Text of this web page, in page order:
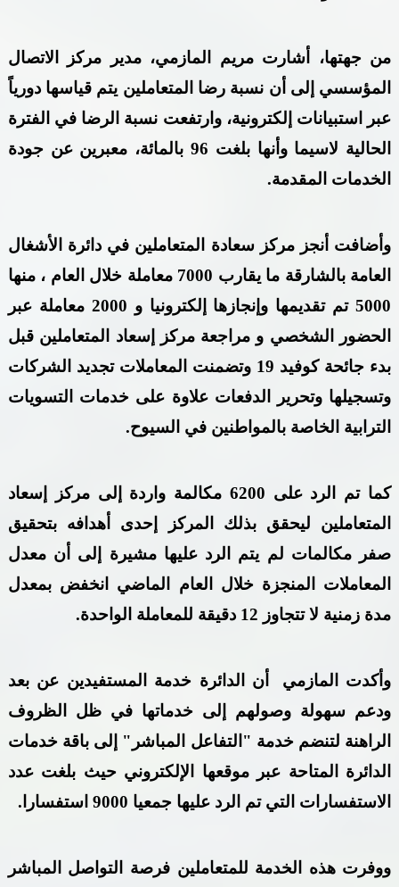
من جهتها، أشارت مريم المازمي، مدير مركز الاتصال
المؤسسي إلى أن نسبة رضا المتعاملين يتم قياسها دورياً
عبر استبيانات إلكترونية، وارتفعت نسبة الرضا في الفترة
الحالية لاسيما وأنها بلغت 96 بالمائة، معبرين عن جودة
الخدمات المقدمة.
وأضافت أنجز مركز سعادة المتعاملين في دائرة الأشغال
العامة بالشارقة ما يقارب 7000 معاملة خلال العام ، منها
5000 تم تقديمها وإنجازها إلكترونيا و 2000 معاملة عبر
الحضور الشخصي و مراجعة مركز إسعاد المتعاملين قبل
بدء جائحة كوفيد 19 وتضمنت المعاملات تجديد الشركات
وتسجيلها وتحرير الدفعات علاوة على خدمات التسويات
الترابية الخاصة بالمواطنين في السيوح.
كما تم الرد على 6200 مكالمة واردة إلى مركز إسعاد
المتعاملين ليحقق بذلك المركز إحدى أهدافه بتحقيق
صفر مكالمات لم يتم الرد عليها مشيرة إلى أن معدل
المعاملات المنجزة خلال العام الماضي انخفض بمعدل
مدة زمنية لا تتجاوز 12 دقيقة للمعاملة الواحدة.
وأكدت المازمي
أن الدائرة خدمة المستفيدين عن بعد
ودعم سهولة وصولهم إلى خدماتها في ظل الظروف
الراهنة لتنضم خدمة "التفاعل المباشر" إلى باقة خدمات
الدائرة المتاحة عبر موقعها الإلكتروني حيث بلغت عدد
الاستفسارات التي تم الرد عليها جمعيا 9000 استفسارا
ووفرت هذه الخدمة للمتعاملين فرصة التواصل المباشر